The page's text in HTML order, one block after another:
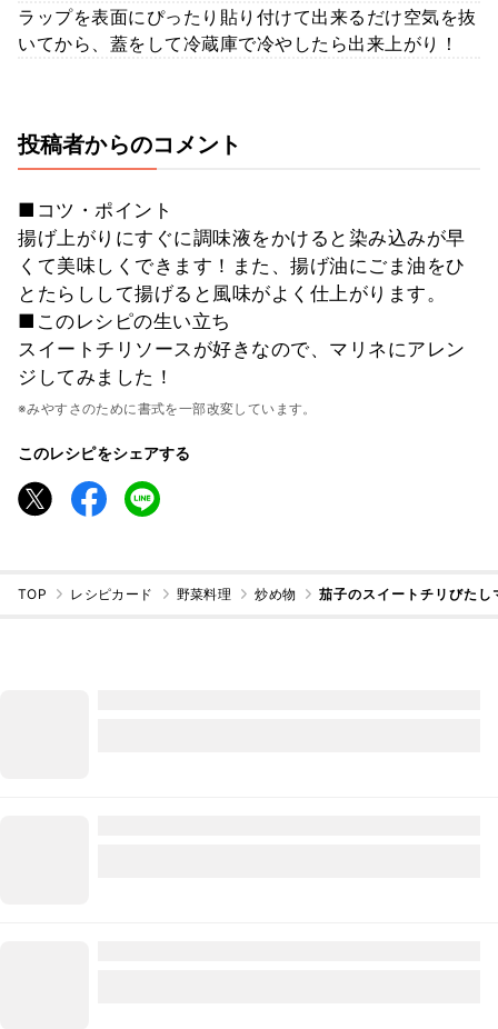
ラップを表面にぴったり貼り付けて出来るだけ空気を抜
いてから、蓋をして冷蔵庫で冷やしたら出来上がり！
投稿者からのコメント
■コツ・ポイント
揚げ上がりにすぐに調味液をかけると染み込みが早
くて美味しくできます！また、揚げ油にごま油をひ
とたらしして揚げると風味がよく仕上がります。
■このレシピの生い立ち
スイートチリソースが好きなので、マリネにアレン
ジしてみました！
※みやすさのために書式を一部改変しています。
このレシピをシェアする
TOP レシピカード 野菜料理 炒め物 茄子のスイートチリびたし